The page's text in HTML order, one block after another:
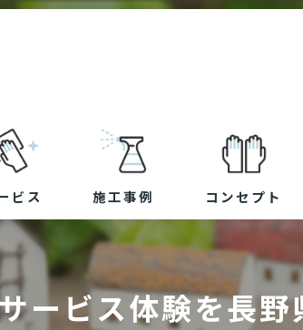
ビス
・防草シート
施工事例 コンセプト
ービス体験を長